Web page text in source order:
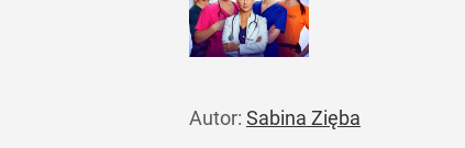
Autor: Sabina Zięba